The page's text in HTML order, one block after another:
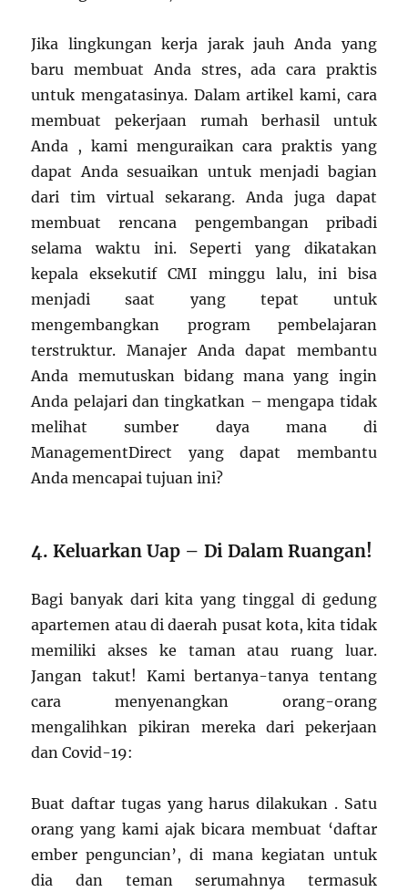
Jika lingkungan kerja jarak jauh Anda yang
baru membuat Anda stres, ada cara praktis
untuk mengatasinya. Dalam artikel kami, cara
membuat pekerjaan rumah berhasil untuk
Anda , kami menguraikan cara praktis yang
dapat Anda sesuaikan untuk menjadi bagian
dari tim virtual sekarang. Anda juga dapat
membuat rencana pengembangan pribadi
selama waktu ini. Seperti yang dikatakan
kepala eksekutif CMI minggu lalu, ini bisa
menjadi saat yang tepat untuk
mengembangkan program pembelajaran
terstruktur. Manajer Anda dapat membantu
Anda memutuskan bidang mana yang ingin
Anda pelajari dan tingkatkan – mengapa tidak
melihat sumber daya mana di
ManagementDirect yang dapat membantu
Anda mencapai tujuan ini?
4. Keluarkan Uap – Di Dalam Ruangan!
Bagi banyak dari kita yang tinggal di gedung
apartemen atau di daerah pusat kota, kita tidak
memiliki akses ke taman atau ruang luar.
Jangan takut! Kami bertanya-tanya tentang
cara menyenangkan orang-orang
mengalihkan pikiran mereka dari pekerjaan
dan Covid-19:
Buat daftar tugas yang harus dilakukan . Satu
orang yang kami ajak bicara membuat ‘daftar
ember penguncian’, di mana kegiatan untuk
dia dan teman serumahnya termasuk